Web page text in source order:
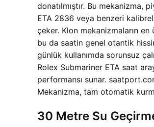
donatılmıştır. Bu
ETA 2836 veya benzeri
çeker. Klon mekanizmaların
bu da saatin genel otantik
günlük kullanımda sorunsuz
Rolex Submariner ETA saat
performansı sunar.
Mekanizma, tam otomatik
30 Metre Su